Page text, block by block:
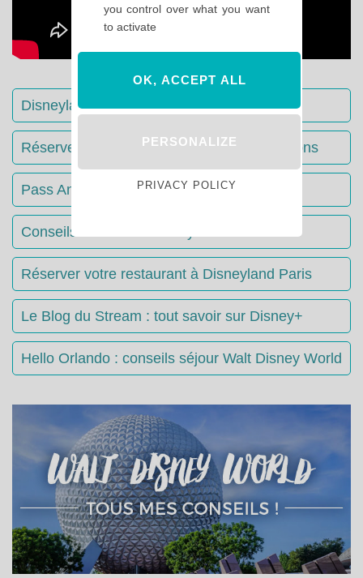
Disneyland Paris : Le guide complet
Réserver votre séjour : toutes les informations
Pass Annuels Disney : informations
Conseils & Astuces Disneyland Paris
Réserver votre restaurant à Disneyland Paris
Le Blog du Stream : tout savoir sur Disney+
Hello Orlando : conseils séjour Walt Disney World
you control over what you want
to activate
OK, ACCEPT ALL
PERSONALIZE
PRIVACY POLICY